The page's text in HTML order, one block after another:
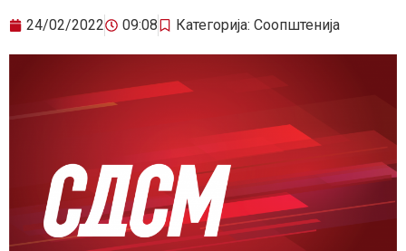
24/02/2022 09:08 Категорија: Соопштенија